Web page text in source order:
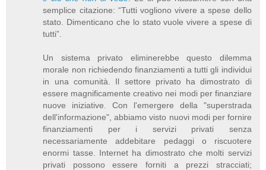
semplice citazione: “Tutti vogliono vivere a spese dello
stato. Dimenticano che lo stato vuole vivere a spese di
tutti”.
Un sistema privato eliminerebbe questo dilemma
morale non richiedendo finanziamenti a tutti gli individui
in una comunità. Il settore privato ha dimostrato di
essere magnificamente creativo nei modi per finanziare
nuove iniziative. Con l'emergere della "superstrada
dell'informazione", abbiamo visto nuovi modi per fornire
finanziamenti per i servizi privati senza
necessariamente addebitare pedaggi o riscuotere
enormi tasse. Internet ha dimostrato che molti servizi
privati possono essere forniti a prezzi stracciati;